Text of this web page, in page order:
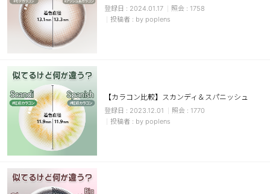
ハロウィンカラコン
ケア用品
レビュー
EYEしてる
総合掲示板
カスタマーサービス
2024.01.17
1758
by poplens
【カラコン比較】スカンディ＆スパニッシュ
2023.12.01
1770
by poplens